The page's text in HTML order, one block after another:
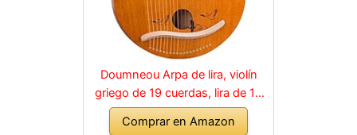
Doumneou Arpa de lira, violín
griego de 19 cuerdas, lira de 19
cuerdas, patrones únicos
tallados, símbolos fonéticos,
Comprar en Amazon